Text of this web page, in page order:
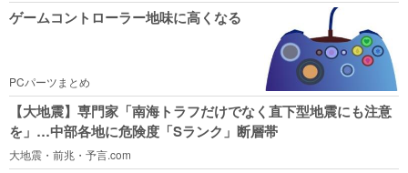
ゲームコントローラー地味に高くなる
PCパーツまとめ
【大地震】専門家「南海トラフだけでなく直下型地震にも注意
を」…中部各地に危険度「Sランク」断層帯
大地震・前兆・予言.com